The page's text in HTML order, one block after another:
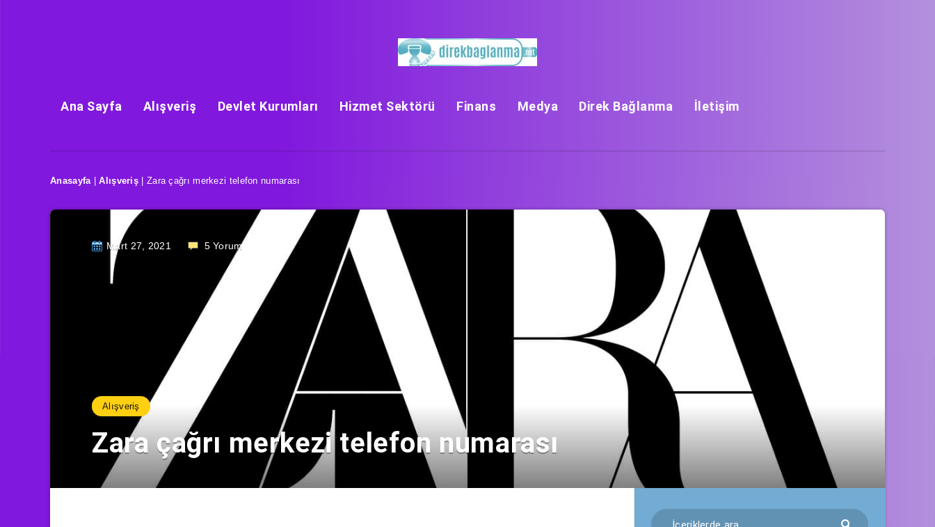
Ana Sayfa Alışveriş Devlet Kurumları Hizmet Sektörü Finans Medya Direk Bağlanma İletişim
Anasayfa|Alışveriş Zara çağrı merkezi telefon numarası
Mart 27, 2021 5 Yorum
Alışveriş
Zara çağrı merkezi telefon numarası